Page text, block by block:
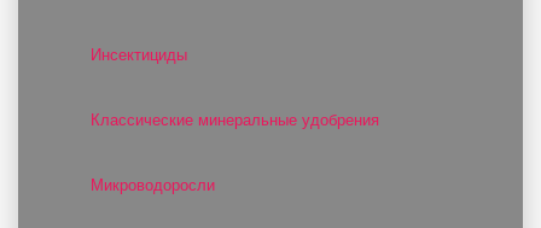
Инсектициды
Классические минеральные удобрения
Микроводоросли